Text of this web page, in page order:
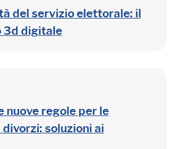
del servizio elettorale: il
3d digitale
nuove regole per le
soluzioni ai